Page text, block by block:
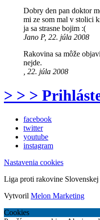
Dobry den pan doktor
mi ze som mal v stolici
ja sa strasne bojim :(
Jano P, 22. júla 2008
Rakovina sa môže
nejde.
, 22. júla 2008
> > >
facebook
twitter
youtube
instagram
Nastavenia cookies
Liga proti rakovine
Vytvoril Melon Marketing
Cookies